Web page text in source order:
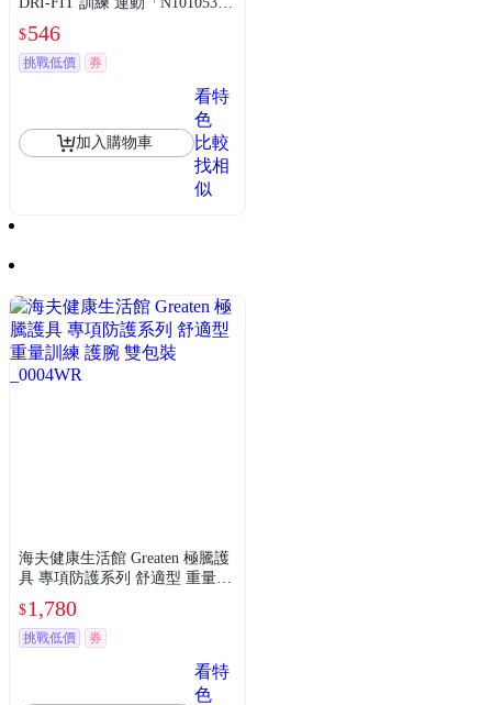
$546
挑戰低價 券
加入購物車
看特
色
比較
找相
似
海夫健康生活館 Greaten 極騰護
具 專項防護系列 舒適型 重量訓
$1,780
挑戰低價 券
看特
色